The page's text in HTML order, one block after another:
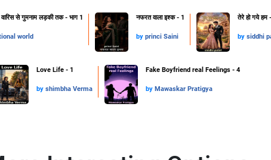
वारिस से गुमनाम लड़की तक - भाग 1
world
नफरत वाला इश्क - 1
by princi Saini
तेरे हो गये हम
by siddhi
Love Life - 1
by shimbha Verma
Fake Boyfriend real Feelings - 4
by Mawaskar Pratigya